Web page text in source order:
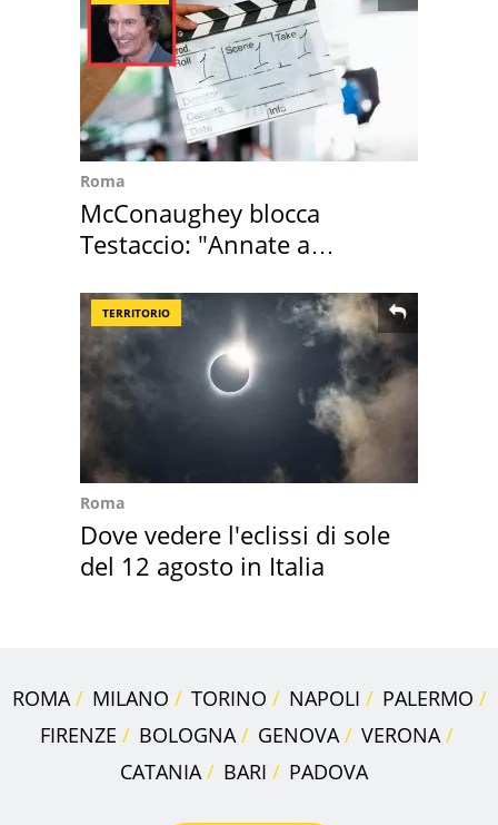
Roma
McConaughey blocca
Testaccio: "Annate a
TERRITORIO
Roma
Dove vedere l'eclissi di sole
del 12 agosto in Italia
ROMA MILANO TORINO NAPOLI
PALERMO
FIRENZE
BOLOGNA GENOVA
VERONA
CATANIA
BARI PADOVA